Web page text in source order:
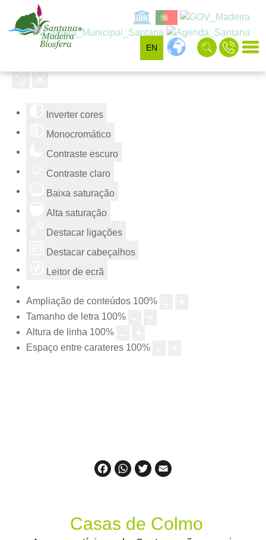
Inverter cores
Monocromático
Contraste escuro
Contraste claro
Baixa saturação
Alta saturação
Destacar ligações
Destacar cabeçalhos
Leitor de ecrã
Ampliação de conteúdos 100%
Tamanho de letra 100%
Altura de linha 100%
Espaço entre carateres 100%
EN
FacebookWhatsApp
Twitter
Casas de Colmo